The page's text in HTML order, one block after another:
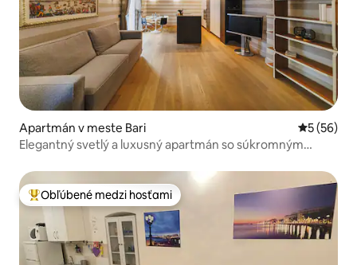
Apartmán v meste Bari
5 (56)
Elegantný svetlý a luxusný apartmán so súkromným
Najobľúbenejšie medzi hosťami
Obľúbené medzi hosťami